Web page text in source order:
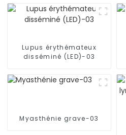
leucémie
Lupus érythémateux
disséminé (LED)-03
Myasthénie grave-03